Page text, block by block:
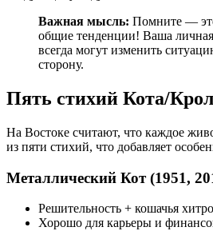
Важная мысль: Помните —
общие тенденции! Ваша
всегда могут изменить
сторону.
Пять стихий Кота/
На Востоке считают, что каждое
из пяти стихий, что добавляет
Металлический Кот (1951,
Решительность + кошачья
Хорошо для карьеры и